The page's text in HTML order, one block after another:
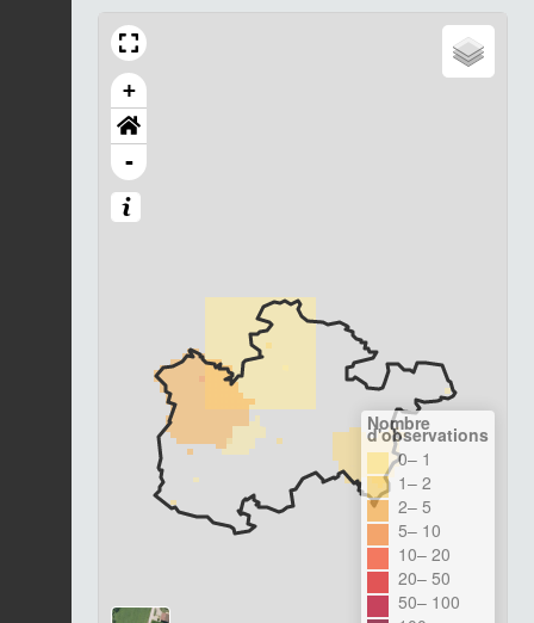
+
-
Nombre
d'observations
0– 1
1– 2
2– 5
5– 10
10– 20
20– 50
50– 100